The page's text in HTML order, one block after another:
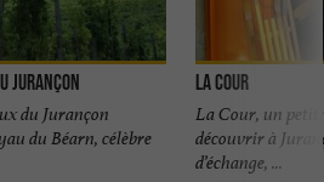
Jurançon
du Jurançon
du Béarn, célèbre
La Cour
La Cour, un petit
découvrir à
d’échange, ...